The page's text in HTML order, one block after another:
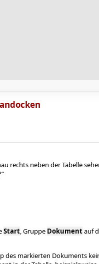
rechts neben der Tabelle
Start, Gruppe Dokumentauf
des markierten Dokuments